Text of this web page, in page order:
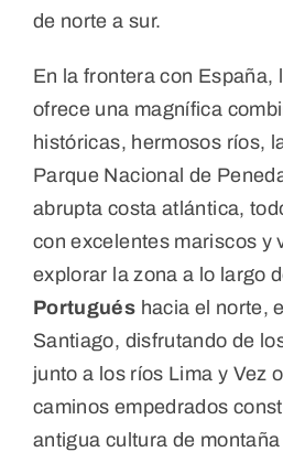
de norte a sur.
En la frontera con España,
ofrece una magnífica
históricas, hermosos ríos,
Parque Nacional de
abrupta costa atlántica,
con excelentes mariscos y
explorar la zona a lo largo
Portugués hacia el norte,
Santiago, disfrutando de
junto a los ríos Lima y Vez
caminos empedrados
antigua cultura de